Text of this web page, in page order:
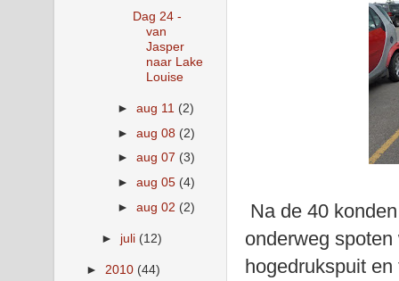
Na de 40
onderweg
hogedrukspuit
Dag 24 -
van
Jasper
naar Lake
Louise
► aug 11 (2)
► aug 08 (2)
► aug 07 (3)
► aug 05 (4)
► aug 02 (2)
► juli (12)
► 2010 (44)